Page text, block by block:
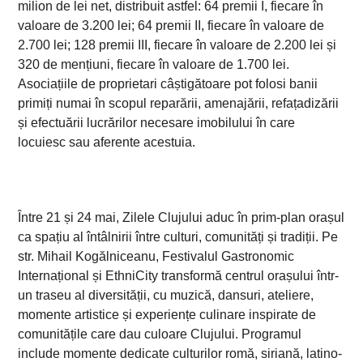
milion de lei net, distribuit astfel: 64 premii I, fiecare în
valoare de 3.200 lei; 64 premii II, fiecare în valoare de
2.700 lei; 128 premii III, fiecare în valoare de 2.200 lei și
320 de mențiuni, fiecare în valoare de 1.700 lei.
Asociațiile de proprietari câștigătoare pot folosi banii
primiți numai în scopul reparării, amenajării, refațadizării
și efectuării lucrărilor necesare imobilului în care
locuiesc sau aferente acestuia.
Între 21 și 24 mai, Zilele Clujului aduc în prim-plan orașul
ca spațiu al întâlnirii între culturi, comunități și tradiții. Pe
str. Mihail Kogălniceanu, Festivalul Gastronomic
Internațional și EthniCity transformă centrul orașului într-
un traseu al diversității, cu muzică, dansuri, ateliere,
momente artistice și experiențe culinare inspirate de
comunitățile care dau culoare Clujului. Programul
include momente dedicate culturilor romă, siriană, latino-